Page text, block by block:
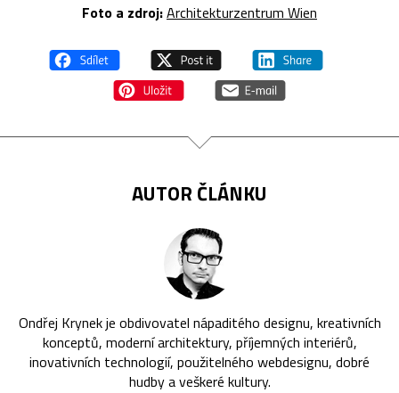
Foto a zdroj:Architekturzentrum Wien
AUTOR ČLÁNKU
Ondřej Krynek je obdivovatel nápaditého designu, kreativních
konceptů, moderní architektury, příjemných interiérů,
inovativních technologií, použitelného webdesignu, dobré
hudby a veškeré kultury.